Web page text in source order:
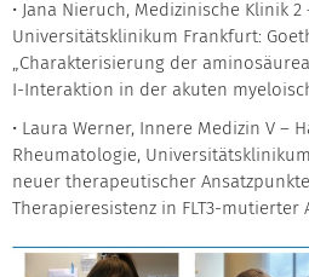
• Jana Nieruch, Medizinische Klinik
Universitätsklinikum Frankfurt:
„Charakterisierung der
I-Interaktion in der akuten
• Laura Werner, Innere Medizin V –
Rheumatologie,
neuer therapeutischer
Therapieresistenz in FLT3-mutierter